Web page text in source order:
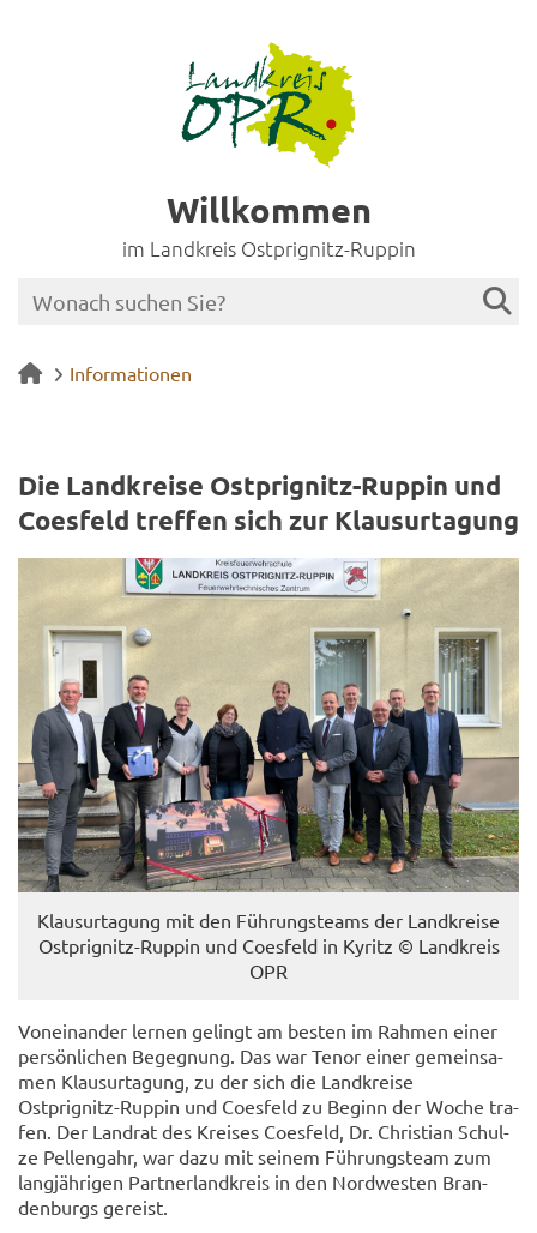
Willkommen
im Landkreis Ostprignitz-Ruppin
Informationen
Die Land­krei­se Ostprignitz-​Ruppin und
Coes­feld tref­fen sich zur Klau­sur­ta­gung
Klau­sur­ta­gung mit den Füh­rungs­teams der Land­krei­se
Ostprignitz-​Ruppin und Coes­feld in Ky­ritz © Land­kreis
OPR
Von­ein­an­der ler­nen ge­lingt am bes­ten im Rah­men einer
per­sön­li­chen Be­geg­nung. Das war Tenor einer ge­mein­sa­
men Klau­sur­ta­gung, zu der sich die Land­krei­se
Ostprignitz-​Ruppin und Coes­feld zu Be­ginn der Woche tra­
fen. Der Land­rat des Krei­ses Coes­feld, Dr. Chris­ti­an Schul­
ze Pel­len­gahr, war dazu mit sei­nem Füh­rungs­team zum
lang­jäh­ri­gen Part­ner­land­kreis in den Nord­wes­ten Bran­
den­burgs ge­reist.